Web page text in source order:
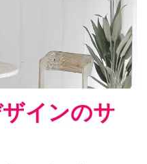
インのサ